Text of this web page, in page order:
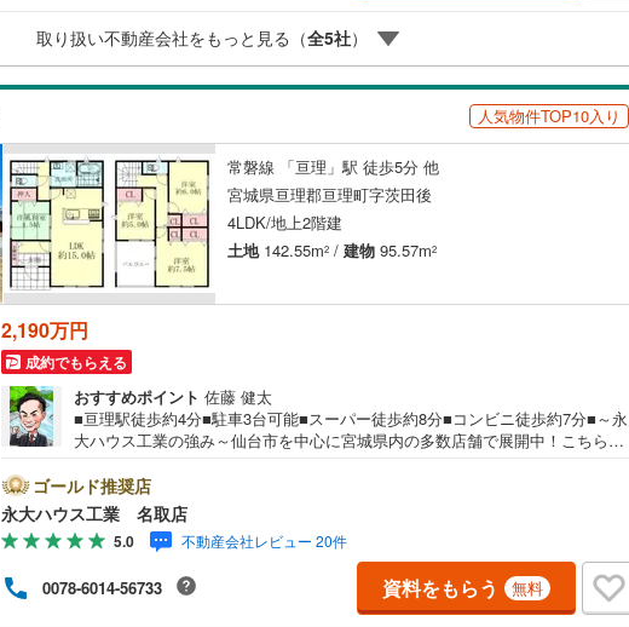
可能ですので、どうぞお気軽にお問い合わせください！
取り扱い不動産会社をもっと見る（全5社）
人気物件TOP10入り
常磐線 「亘理」駅 徒歩5分 他
宮城県亘理郡亘理町字茨田後
4LDK/地上2階建
土地142.55m2 / 建物 95.57m2
2,190万円
成約でもらえる
おすすめポイント 佐藤 健太
■亘理駅徒歩約4分■駐車3台可能■スーパー徒歩約8分■コンビニ徒歩約7分■～永
大ハウス工業の強み～仙台市を中心に宮城県内の多数店舗で展開中！こちらで
ション・土地...と種別を問わず不動産を取り扱っております。更に教育施設や
商業施設、子育て環境や行政などの地域情報を総合し、お客様により良い物件
選びをして頂けるよう、しっかりとサポートさせて頂きます。2.＜経験豊富な
スタッフ＞当社では【購入】【売却】【引っ越し】【リフォーム】など住宅に
関する様々なご質問はもちろん、ご購入時に気になる住宅ローン各種税金につ
いても、誠心誠意ご説明させて頂きます。各店舗ではキッズスペースも完備！
お子様連れのご家族様で是非お越しください。営業時間:10:00～18:00（定休日
ゴールド推奨店
永大ハウス工業 名取店
5.0 不動産会社レビュー 20件
0078-6014-56733 資料をもらう 無料
独立型キッチン（0） 対面キッチン
浴室
浴室乾燥機あり（4）
バルコニー、庭
ウッドデッキあり（0 ）
収納
ウォークインクローゼット
（1 ）
販売、価格、契約、入居関連など
即入居可能（0
オンライン対応
オンライン内見(相談)可 IT重説可（0）